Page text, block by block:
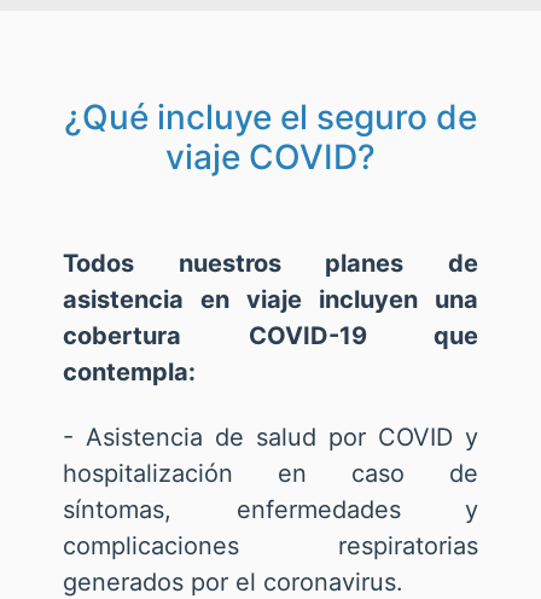
¿Qué incluye el seguro de
viaje COVID?
Todos nuestros planes de
asistencia en viaje incluyen una
cobertura COVID-19 que
contempla:
- Asistencia de salud por COVID y
hospitalización en caso de
síntomas, enfermedades y
complicaciones respiratorias
generados por el coronavirus.